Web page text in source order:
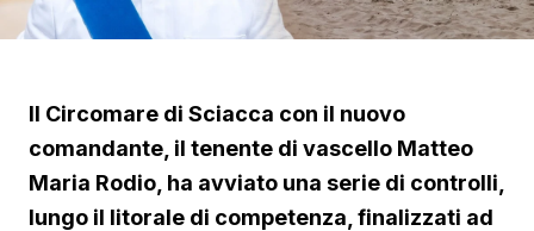
Il Circomare di Sciacca con il nuovo
comandante, il tenente di vascello Matteo
Maria Rodio, ha avviato una serie di controlli,
lungo il litorale di competenza, finalizzati ad